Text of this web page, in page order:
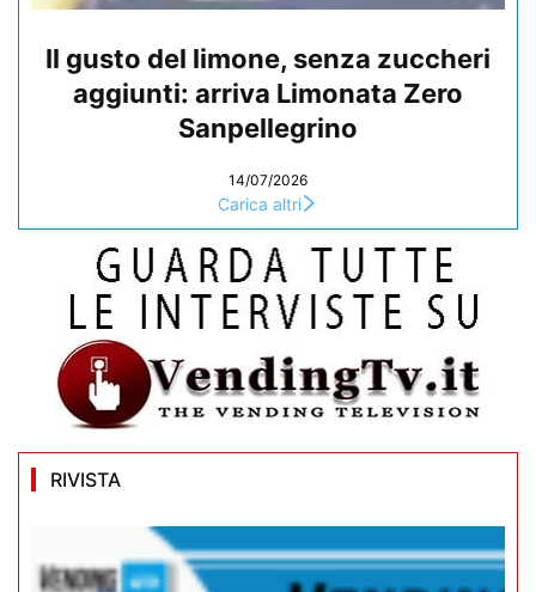
Il gusto del limone, senza zuccheri
aggiunti: arriva Limonata Zero
Sanpellegrino
14/07/2026
Carica altri
RIVISTA